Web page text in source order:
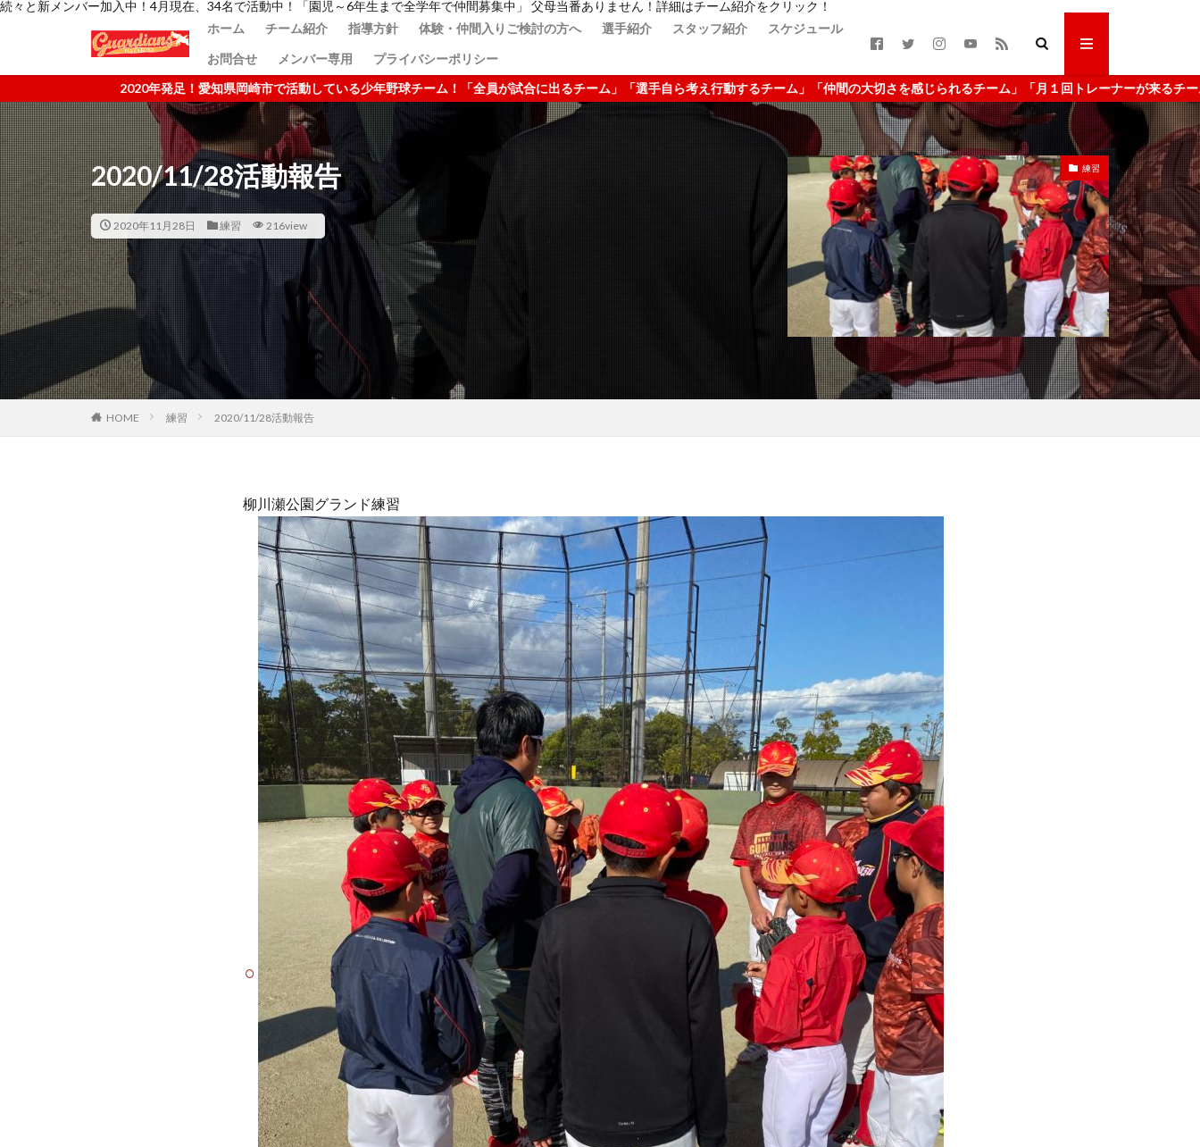
続々と新メンバー加入中！4月現在、34名で活動中！「園児～6年生まで全学年で仲間募集中」 父母当番ありません！詳細はチーム紹介をクリック！
ホーム
チーム紹介 指導方針 体験・仲間入りご検討の方へ 選手紹介 スタッフ紹介
スケジュール
お問合せ
メンバー専用
プライバシーポリシー
活動している少年野球チーム！「全員が試合に出るチーム」「選手自ら考え行動するチーム」「仲間の大切さを感じられるチーム」「月１回トレーナーが来るチーム」「父母会なし、当番なし」 詳細はココをク
2020/11/28活動報告
2020年11月28日 練習 216view
練習
HOME 練習 2020/11/28活動報告
柳川瀬公園グランド練習